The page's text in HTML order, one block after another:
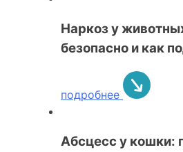
Наркоз у
безопасно и как
подробнее
Абсцесс у кошки: